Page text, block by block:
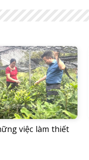
việc làm thiết